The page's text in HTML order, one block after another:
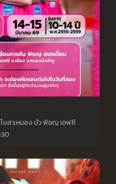
มสรหนอง บัว พิชญ เอฟซี